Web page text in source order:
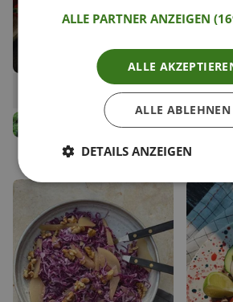
Speichern
Cornelia Seirer
36
Quinoa-
ALLE PARTNER ANZEIGEN
ALLE
ALLE ABLEHNEN
DETAILS ANZEIGEN